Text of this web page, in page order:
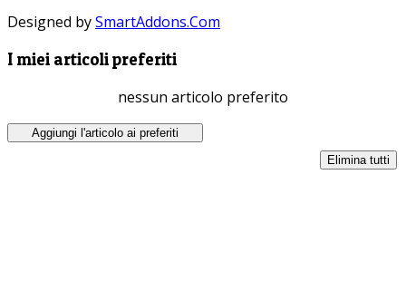
Designed bySmartAddons.Com
I miei articoli preferiti
nessun articolo preferito